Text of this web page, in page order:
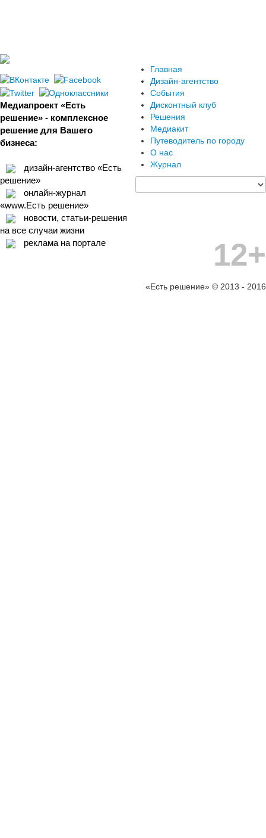
Медиапроект «Есть
решение» - комплексное
решение для Вашего
бизнеса:
дизайн-агентство «Есть
решение»
онлайн-журнал
«www.Есть решение»
новости, статьи-решения
на все случаи жизни
реклама на портале
Главная
Дизайн-агентство
События
Дисконтный клуб
Решения
Медиакит
Путеводитель по городу
О нас
Журнал
12+
«Есть решение» © 2013 - 2016